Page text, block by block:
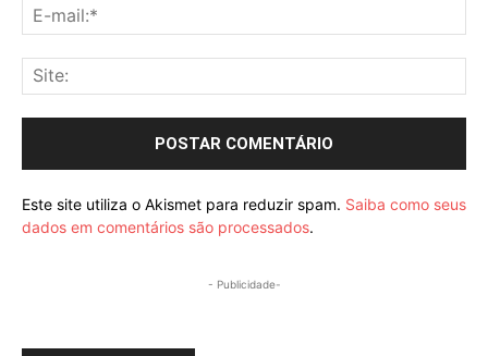
Este site utiliza o Akismet para reduzir spam. Saiba como seus
dados em comentários são processados.
- Publicidade-